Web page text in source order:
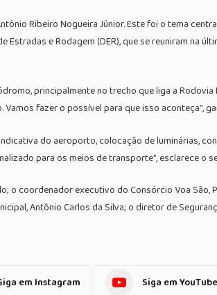
Ribeiro Nogueira Júnior. Este foi o tema
e Rodagem (DER), que se reuniram na
principalmente no trecho que liga a
fazer o possível para que isso aconteça”,
do aeroporto, colocação de luminárias,
para os meios de transporte”, esclarece o
o coordenador executivo do Consórcio Voa
Antônio Carlos da Silva; o diretor de
em Instagram Siga em YouTube